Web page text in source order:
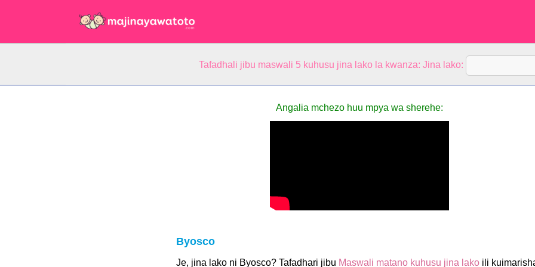
Tafadhali jibu maswali 5 kuhusu jina lako la kwanza: Jina lako:
Angalia mchezo huu mpya wa sherehe:
Byosco
Je, jina lako ni Byosco? Tafadhari jibu Maswali matano kuhusu jina lakoili